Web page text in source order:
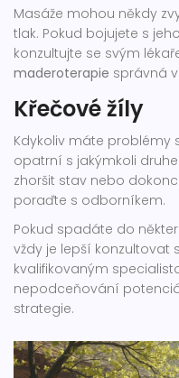
Masáže mohou někdy
tlak. Pokud bojujete s
konzultujte se svým
maderoterapie správná
Křečové žíly
Kdykoliv máte problémy
opatrní s jakýmkoli
zhoršit stav nebo
poraďte s odborníkem.
Pokud spadáte do
vždy je lepší konzultovat
kvalifikovaným
nepodceňování
strategie.